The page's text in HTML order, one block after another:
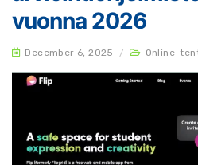
vuonna 2026
December 6, 2025 / Online-